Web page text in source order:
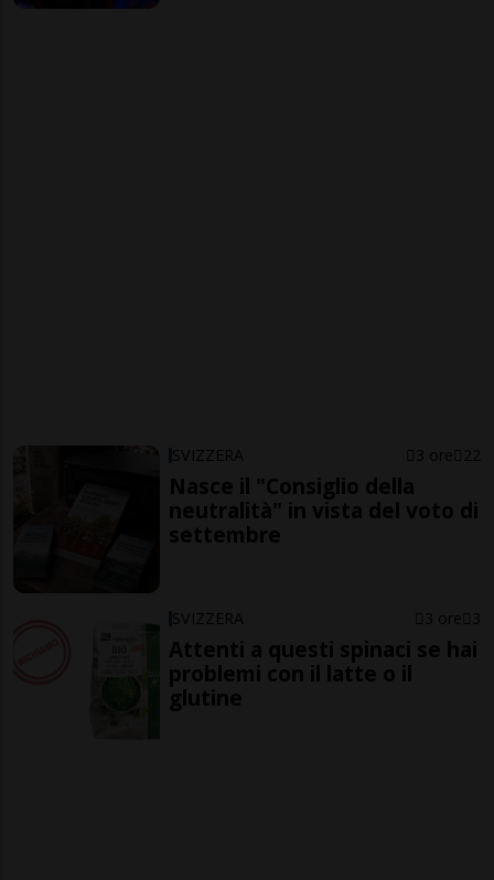
SVIZZERA 3 ore 22
Nasce il "Consiglio della
neutralità" in vista del voto di
settembre
SVIZZERA 3 ore 3
Attenti a questi spinaci se hai
problemi con il latte o il
glutine